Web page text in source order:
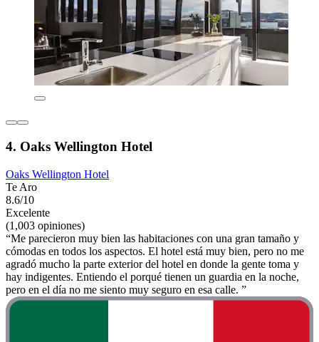
4. Oaks Wellington Hotel
Oaks Wellington Hotel
Te Aro
8.6/10
Excelente
(1,003 opiniones)
“Me parecieron muy bien las habitaciones con una gran tamaño y
cómodas en todos los aspectos. El hotel está muy bien, pero no me
agradó mucho la parte exterior del hotel en donde la gente toma y
hay indigentes. Entiendo el porqué tienen un guardia en la noche,
pero en el día no me siento muy seguro en esa calle. ”